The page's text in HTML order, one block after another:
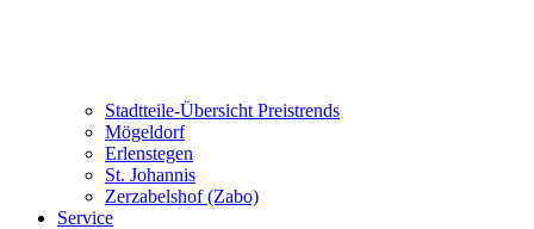
Stadtteile-Übersicht Preistrends
Mögeldorf
Erlenstegen
St. Johannis
Zerzabelshof (Zabo)
Service